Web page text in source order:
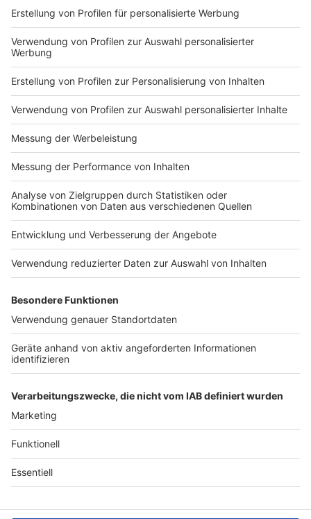
Impressum
Nutzungsbedingungen
Jobs
Presse
Werben
Archiv
ANTENNE BAYERN GROUP
Stiftung ANTENNE BAYERN
hilft
Teilnahmebedingungen
Grounding Page ANTENNE
BAYERN
Kontakt
Studio-Hotline
Verkehrs-Hotline
Datenschutz­erklärung
Newsletter